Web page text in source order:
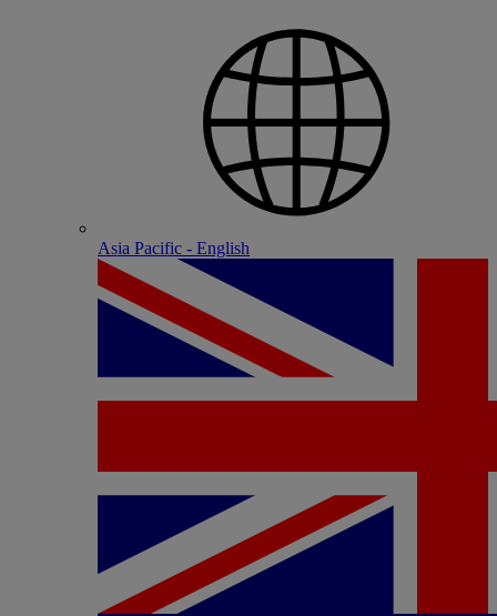
Asia Pacific - English